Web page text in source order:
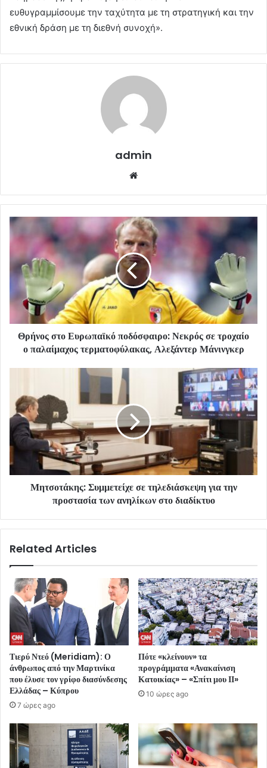
ευθυγραμμίσουμε την ταχύτητα με τη στρατηγική και την
εθνική δράση με τη διεθνή συνοχή».
admin
Θρήνος στο Ευρωπαϊκό ποδόσφαιρο: Νεκρός σε τροχαίο
ο παλαίμαχος τερματοφύλακας, Αλεξάντερ Μάνινγκερ
Μητσοτάκης: Συμμετείχε σε τηλεδιάσκεψη για την
προστασία των ανηλίκων στο διαδίκτυο
Related Articles
Τιερύ Ντεό (Meridiam): Ο
άνθρωπος από την Μαρτινίκα
που έλυσε τον γρίφο διασύνδεσης
Ελλάδας – Κύπρου
7 ώρες ago
Πότε «κλείνουν» τα
προγράμματα «Ανακαίνιση
Κατοικίας» – «Σπίτι μου ΙΙ»
10 ώρες ago